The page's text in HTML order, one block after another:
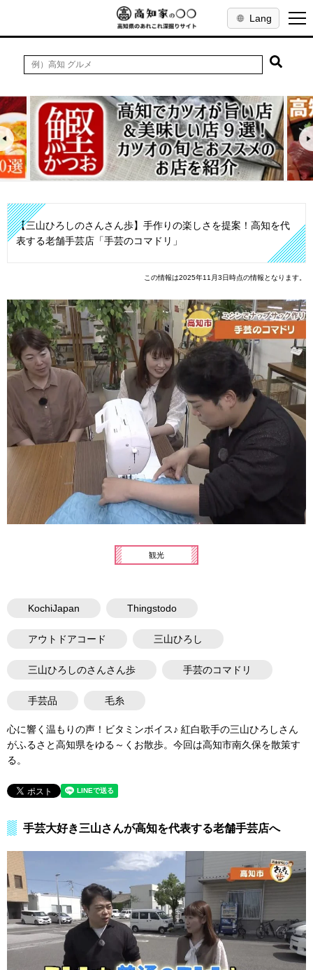
Lang
【三山ひろしのさんさん歩】手作りの楽しさを提案！高知を代
表する老舗手芸店「手芸のコマドリ」
この情報は2025年11月3日時点の情報となります。
観光
KochiJapan Thingstodo
アウトドアコード 三山ひろし
三山ひろしのさんさん歩 手芸のコマドリ
手芸品 毛糸
心に響く温もりの声！ビタミンボイス♪ 紅白歌手の三山ひろしさん
がふるさと高知県をゆる～くお散歩。今回は高知市南久保を散策す
る。
手芸大好き三山さんが高知を代表する老舗手芸店へ